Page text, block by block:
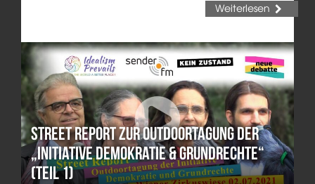
Weiterlesen
Street Report zur Outdoortagung der
„Initiative Demokratie & Grundrechte“
(Teil 1)